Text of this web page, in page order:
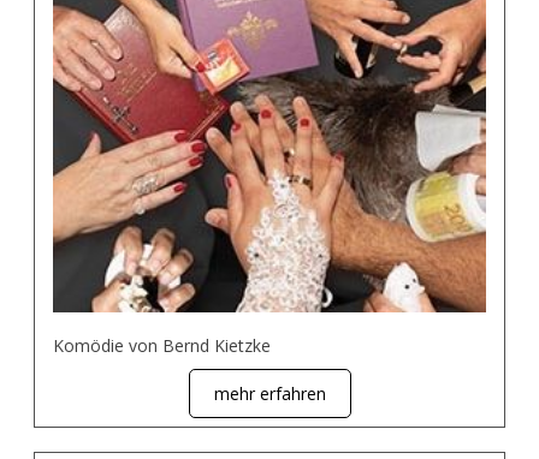
Komödie von Bernd Kietzke
mehr erfahren